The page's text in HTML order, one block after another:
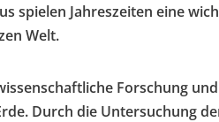
spielen Jahreszeiten eine
Welt.
Forschung
Durch die Untersuchung